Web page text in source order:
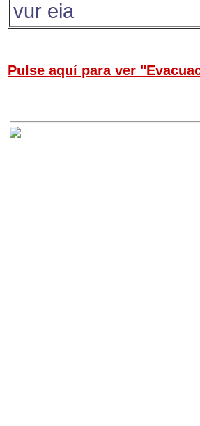
vur eia
Pulse aquí para ver